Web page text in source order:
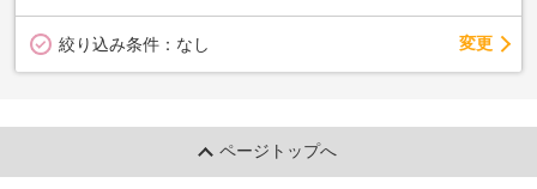
絞り込み条件： なし 変更
ページトップへ